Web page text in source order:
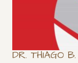
DR. THIAGO